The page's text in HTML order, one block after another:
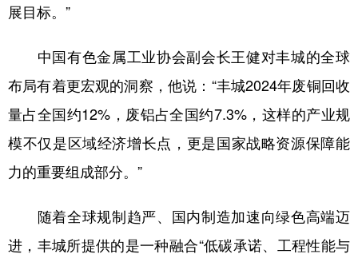
展目标。”
中国有色金属工业协会副会长王健对丰城的全球
布局有着更宏观的洞察，他说：“丰城2024年废铜回收
量占全国约12%，废铝占全国约7.3%，这样的产业规
模不仅是区域经济增长点，更是国家战略资源保障能
力的重要组成部分。”
随着全球规制趋严、国内制造加速向绿色高端迈
进，丰城所提供的是一种融合“低碳承诺、工程性能与